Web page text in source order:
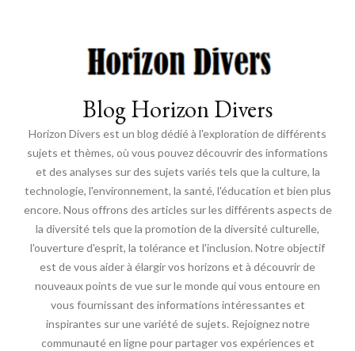
Blog Horizon Divers
Horizon Divers est un blog dédié à l'exploration de différents
sujets et thèmes, où vous pouvez découvrir des informations
et des analyses sur des sujets variés tels que la culture, la
technologie, l'environnement, la santé, l'éducation et bien plus
encore. Nous offrons des articles sur les différents aspects de
la diversité tels que la promotion de la diversité culturelle,
l'ouverture d'esprit, la tolérance et l'inclusion. Notre objectif
est de vous aider à élargir vos horizons et à découvrir de
nouveaux points de vue sur le monde qui vous entoure en
vous fournissant des informations intéressantes et
inspirantes sur une variété de sujets. Rejoignez notre
communauté en ligne pour partager vos expériences et